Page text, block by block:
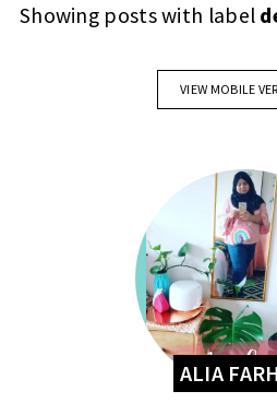
Showing posts with label
VIEW MOBILE
ALIA